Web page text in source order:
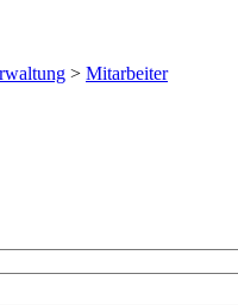
> Mitarbeiter